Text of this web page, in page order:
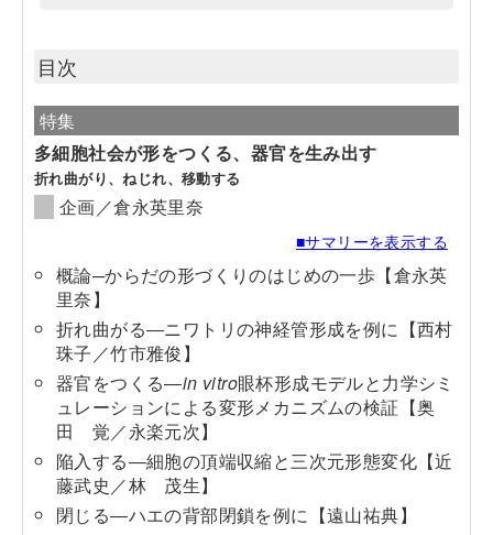
目次
特集
多細胞社会が形をつくる、器官を生み出す
折れ曲がり、ねじれ、移動する
企画／倉永英里奈
■サマリーを表示する
概論─からだの形づくりのはじめの一歩【倉永英
里奈】
折れ曲がる―ニワトリの神経管形成を例に【西村
珠子／竹市雅俊】
器官をつくる―in vitro眼杯形成モデルと力学シミ
ュレーションによる変形メカニズムの検証【奥
田 覚／永楽元次】
陥入する―細胞の頂端収縮と三次元形態変化【近
藤武史／林 茂生】
閉じる―ハエの背部閉鎖を例に【遠山祐典】